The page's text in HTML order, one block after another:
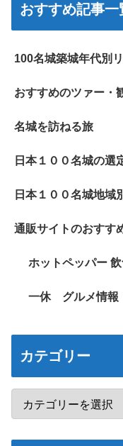
おすすめ記事一
100名城築城年代別
おすすめのツァー・
名城を訪ねる旅
日本１００名城の選
日本１００名城地域
通販サイトのおすす
ホットペッパー
一休 グルメ情報
カテゴリー